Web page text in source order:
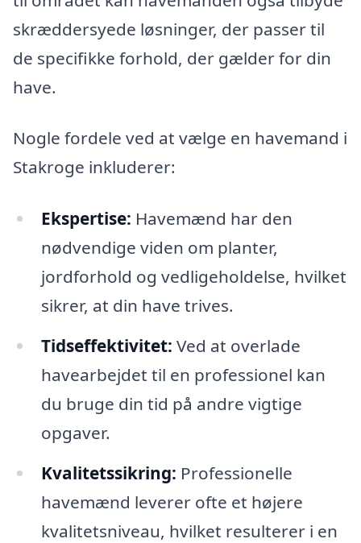
skræddersyede løsninger, der passer til
de specifikke forhold, der gælder for din
have.
Nogle fordele ved at vælge en havemand i
Stakroge inkluderer:
Ekspertise: Havemænd har den
nødvendige viden om planter,
jordforhold og vedligeholdelse, hvilket
sikrer, at din have trives.
Tidseffektivitet: Ved at overlade
havearbejdet til en professionel kan
du bruge din tid på andre vigtige
opgaver.
Kvalitetssikring: Professionelle
havemænd leverer ofte et højere
kvalitetsniveau, hvilket resulterer i en